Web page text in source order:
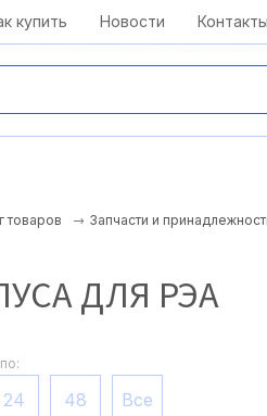
c 08:00
купить Новости Контакты
товаров Запчасти и
ДЛЯ РЭА
24 48 Все